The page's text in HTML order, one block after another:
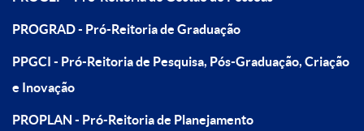
PROGRAD - Pró-Reitoria de Graduação
PPGCI - Pró-Reitoria de Pesquisa, Pós-Graduação, Criação
e Inovação
PROPLAN - Pró-Reitoria de Planejamento